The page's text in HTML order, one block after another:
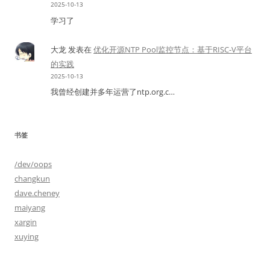
2025-10-13
学习了
大龙发表在优化开源NTP Pool监控节点：基于RISC-V平台
的实践
2025-10-13
我曾经创建并多年运营了ntp.org.c…
书签
/dev/oops
changkun
dave.cheney
maiyang
xargin
xuying